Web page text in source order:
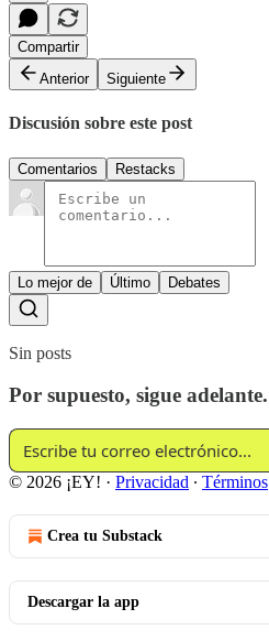
Compartir
Anterior
Siguiente
Discusión sobre este post
Comentarios Restacks
Lo mejor de Último Debates
Sin posts
Por supuesto, sigue adelante.
© 2026 ¡EY! · Privacidad ∙ Términos
Crea tu Substack
Descargar la app